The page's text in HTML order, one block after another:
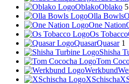
OblakoOblako 5
Olla Bowls
One Nation
Os Tobacco
QuasarQuasar 1
Shisha
Tom
Werkbund
XSchischa